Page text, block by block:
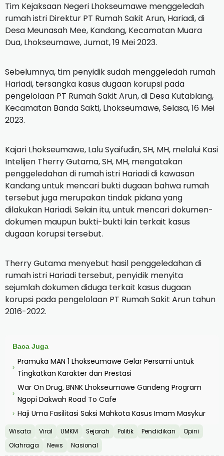
Tim Kejaksaan Negeri Lhokseumawe menggeledah
rumah istri Direktur PT Rumah Sakit Arun, Hariadi, di
Desa Meunasah Mee, Kandang, Kecamatan Muara
Dua, Lhokseumawe, Jumat, 19 Mei 2023.
Sebelumnya, tim penyidik ​​sudah menggeledah rumah
Hariadi, tersangka kasus dugaan korupsi pada
pengelolaan PT Rumah Sakit Arun, di Desa Kutablang,
Kecamatan Banda Sakti, Lhokseumawe, Selasa, 16 Mei
2023.
Kajari Lhokseumawe, Lalu Syaifudin, SH, MH, melalui Kasi
Intelijen Therry Gutama, SH, MH, mengatakan
penggeledahan di rumah istri Hariadi di kawasan
Kandang untuk mencari bukti dugaan bahwa rumah
tersebut juga merupakan tindak pidana yang
dilakukan Hariadi. Selain itu, untuk mencari dokumen-
dokumen maupun bukti-bukti lain terkait kasus
dugaan korupsi tersebut.
Therry Gutama menyebut hasil penggeledahan di
rumah istri Hariadi tersebut, penyidik menyita
sejumlah dokumen diduga terkait kasus dugaan
korupsi pada pengelolaan PT Rumah Sakit Arun tahun
2016-2022.
Baca Juga
›
Pramuka MAN 1 Lhokseumawe Gelar Persami untuk
Tingkatkan Karakter dan Prestasi
›
War On Drug, BNNK Lhokseumawe Gandeng Program
Ngopi Dakwah Road To Cafe
› Haji Uma Fasilitasi Saksi Mahkota Kasus Imam Masykur
Wisata Viral UMKM Sejarah Politik Pendidikan
Opini
Olahraga
News Nasional